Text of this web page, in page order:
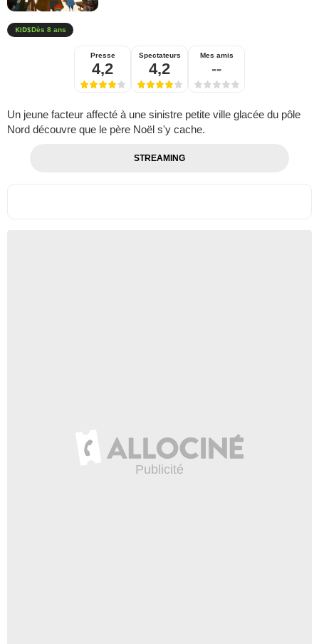
Dès 8 ans
Presse
4,2
Spectateurs
4,2
Mes amis
--
Un jeune facteur affecté à une sinistre petite ville glacée du pôle
Nord découvre que le père Noël s'y cache.
STREAMING